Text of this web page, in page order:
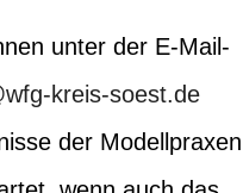
unter der E-Mail-
kreis-soest.de
der Modellpraxen